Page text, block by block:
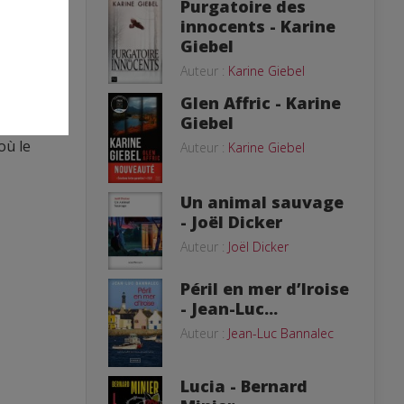
le
Purgatoire des
innocents - Karine
Giebel
Auteur : Karine Giebel
Glen Affric - Karine
Giebel
Auteur : Karine Giebel
Un animal sauvage
- Joël Dicker
Auteur : Joël Dicker
Péril en mer d’Iroise
- Jean-Luc...
Auteur : Jean-Luc Bannalec
Lucia - Bernard